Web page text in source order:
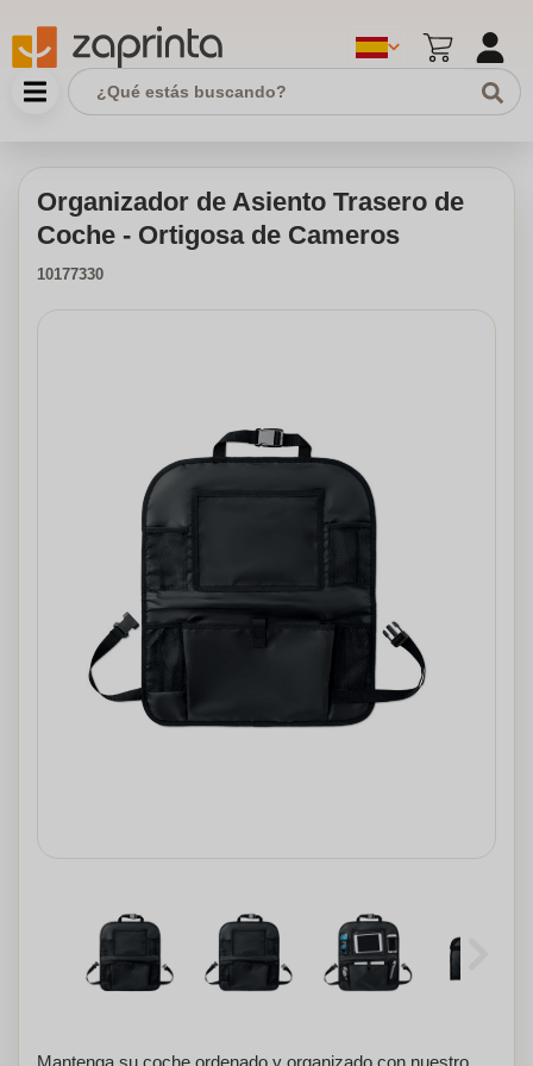
Organizador de Asiento Trasero de
Coche - Ortigosa de Cameros
10177330
Mantenga su coche ordenado y organizado con nuestro